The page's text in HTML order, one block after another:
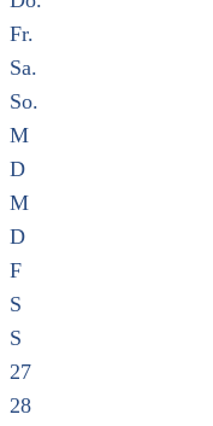
Fr.
Sa.
So.
M
D
M
D
F
S
S
27
28